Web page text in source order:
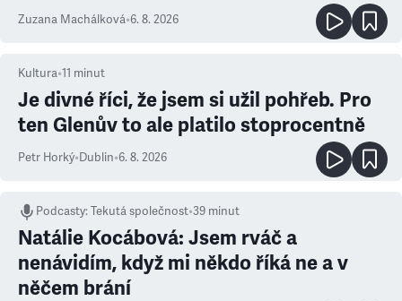
Zuzana Machálková•6. 8. 2026
Kultura•11 minut
Je divné říci, že jsem si užil pohřeb. Pro
ten Glenův to ale platilo stoprocentně
Petr Horký•Dublin•6. 8. 2026
Podcasty:Tekutá společnost•39 minut
Natálie Kocábová: Jsem rváč a
nenávidím, když mi někdo říká ne a v
něčem brání